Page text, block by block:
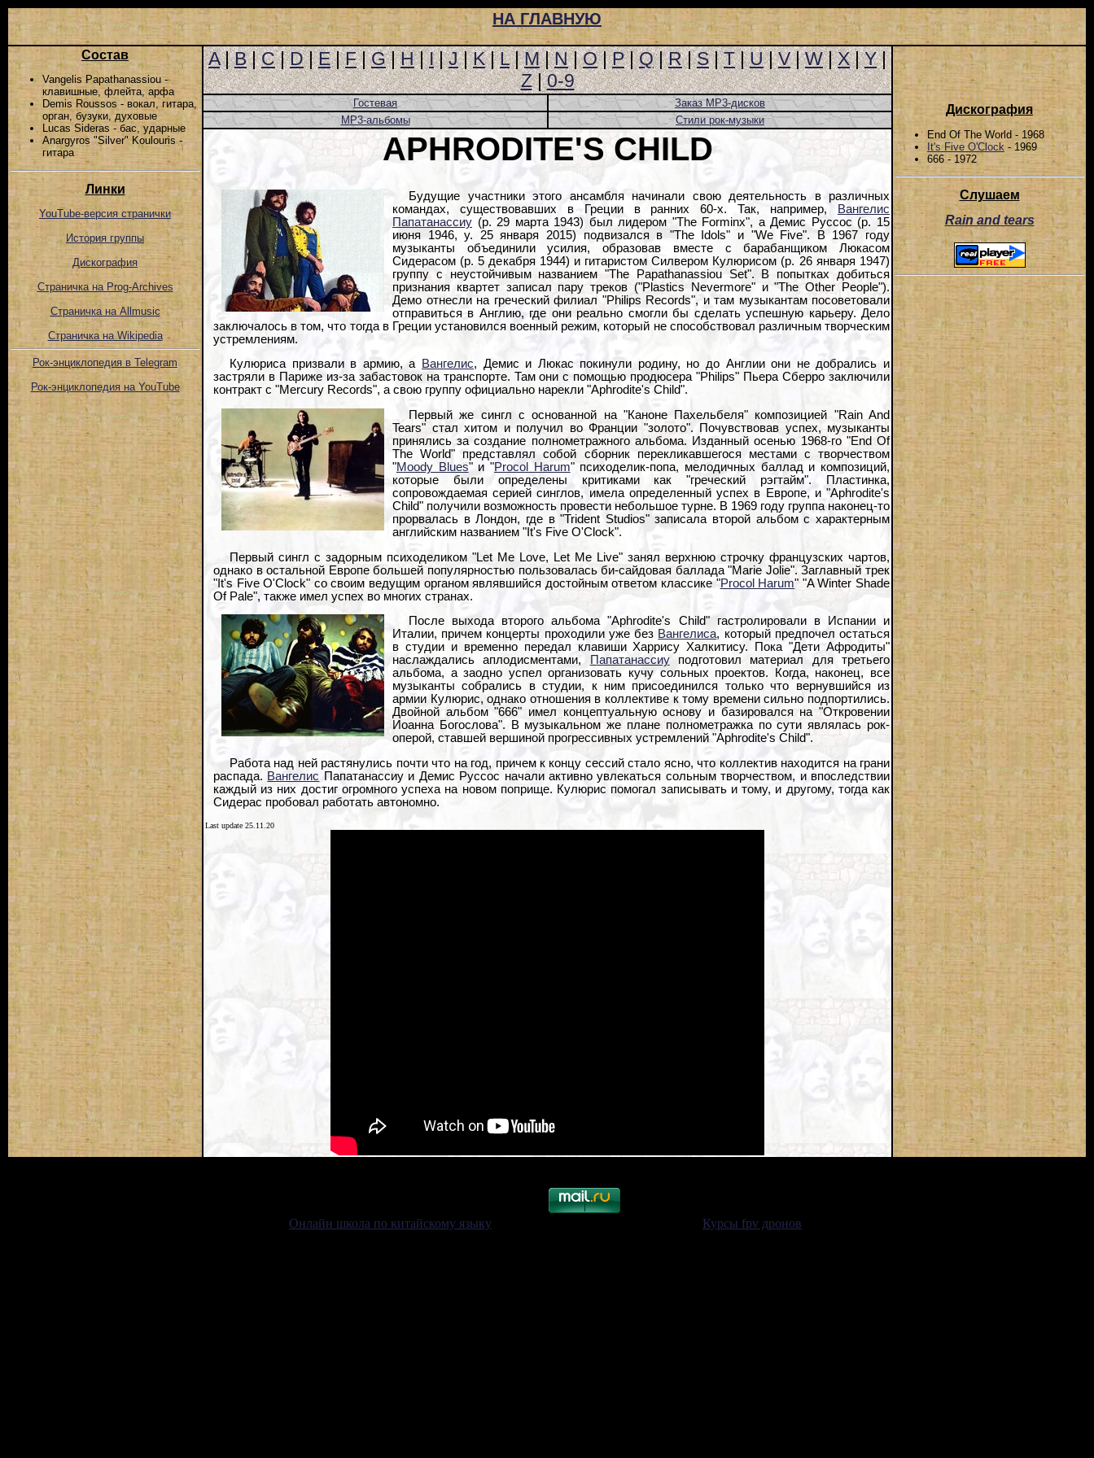
НА ГЛАВНУЮ
Состав
Vangelis Papathanassiou -
клавишные, флейта, арфа
Demis Roussos - вокал, гитара,
орган, бузуки, духовые
Lucas Sideras - бас, ударные
Anargyros "Silver" Koulouris -
гитара
Линки
YouTube-версия странички
История группы
Дискография
Страничка на Prog-Archives
Страничка на Allmusic
Страничка на Wikipedia
Рок-энциклопедия в Telegram
Рок-энциклопедия на YouTube
A|B|C|D|E|F|G|H|I|J|K|L|M|N|O|P|Q|R|S|T|U|V|W|X|Y|
Z|0-9
Дискография
End Of The World - 1968
It's Five O'Clock - 1969
666 - 1972
Слушаем
Rain and tears
Гостевая
Заказ MP3-дисков
MP3-альбомы
Стили рок-музыки
APHRODITE'S CHILD
Будущие участники этого ансамбля начинали свою деятельность в различных
командах, существовавших в Греции в ранних 60-х. Так, например,
Вангелис
Папатанассиу (р. 29 марта 1943) был лидером "The Forminx", а Демис Руссос (р. 15
июня 1946, у. 25 января 2015) подвизался в "The Idols" и "We Five". В 1967 году
музыканты объединили усилия, образовав вместе с барабанщиком Люкасом
Сидерасом (р. 5 декабря 1944) и гитаристом Силвером Кулюрисом (р. 26 января 1947)
группу с неустойчивым названием "The Papathanassiou Set". В попытках добиться
признания квартет записал пару треков ("Plastics Nevermore" и "The Other People").
Демо отнесли на греческий филиал "Philips Records", и там музыкантам посоветовали
отправиться в Англию, где они реально смогли бы сделать успешную карьеру. Дело
заключалось в том, что тогда в Греции установился военный режим, который не способствовал различным творческим
устремлениям.
Кулюриса призвали в армию, а Вангелис, Демис и Люкас покинули родину, но до Англии они не добрались и
застряли в Париже из-за забастовок на транспорте. Там они с помощью продюсера "Philips" Пьера Сберро заключили
контракт с "Mercury Records", а свою группу официально нарекли "Aphrodite's Child".
Первый же сингл с основанной на "Каноне Пахельбеля" композицией "Rain And
Tears" стал хитом и получил во Франции "золото". Почувствовав успех, музыканты
принялись за создание полнометражного альбома. Изданный осенью 1968-го "End Of
The World" представлял собой сборник перекликавшегося местами с творчеством
"Moody Blues" и "Procol Harum" психоделик-попа, мелодичных баллад и композиций,
которые были определены критиками как "греческий рэгтайм". Пластинка,
сопровождаемая серией синглов, имела определенный успех в Европе, и "Aphrodite's
Child" получили возможность провести небольшое турне. В 1969 году группа наконец-то
прорвалась в Лондон, где в "Trident Studios" записала второй альбом с характерным
английским названием "It's Five O'Clock".
Первый сингл с задорным психоделиком "Let Me Love, Let Me Live" занял верхнюю строчку французских чартов,
однако в остальной Европе большей популярностью пользовалась би-сайдовая баллада "Marie Jolie". Заглавный трек
"It's Five O'Clock" со своим ведущим органом являвшийся достойным ответом классике "Procol Harum" "A Winter Shade
Of Pale", также имел успех во многих странах.
После выхода второго альбома "Aphrodite's Child" гастролировали в Испании и
Италии, причем концерты проходили уже без Вангелиса, который предпочел остаться
в студии и временно передал клавиши Харрису Халкитису. Пока "Дети Афродиты"
наслаждались аплодисментами,
Папатанассиуподготовил материал для третьего
альбома, а заодно успел организовать кучу сольных проектов. Когда, наконец, все
музыканты собрались в студии, к ним присоединился только что вернувшийся из
армии Кулюрис, однако отношения в коллективе к тому времени сильно подпортились.
Двойной альбом "666" имел концептуальную основу и базировался на "Откровении
Иоанна Богослова". В музыкальном же плане полнометражка по сути являлась рок-
оперой, ставшей вершиной прогрессивных устремлений "Aphrodite's Child".
Работа над ней растянулись почти что на год, причем к концу сессий стало ясно, что коллектив находится на грани
распада. Вангелис Папатанассиу и Демис Руссос начали активно увлекаться сольным творчеством, и впоследствии
каждый из них достиг огромного успеха на новом поприще. Кулюрис помогал записывать и тому, и другому, тогда как
Сидерас пробовал работать автономно.
Last update 25.11.20
Онлайн школа по китайскому языку Курсы fpv дронов